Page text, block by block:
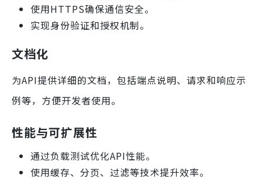
使用HTTPS确保通信安全。
实现身份验证和授权机制。
文档化
为API提供详细的文档，包括端点说明、请求和响应示
例等，方便开发者使用。
性能与可扩展性
通过负载测试优化API性能。
使用缓存、分页、过滤等技术提升效率。